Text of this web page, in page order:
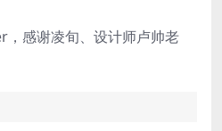
感谢凌旬、设计师卢帅老